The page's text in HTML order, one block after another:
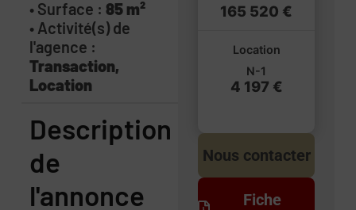
• Surface : 85 m²
• Activité(s) de
l'agence :
Transaction,
Location
Description
de
l'annonce
165 520 €
Location
N-1
4 197 €
Nous contacter
Fiche